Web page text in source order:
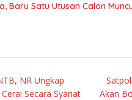
Baru Satu Utusan Calon
NR Ungkap
Secara Syariat
Akan